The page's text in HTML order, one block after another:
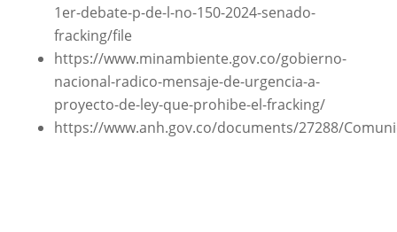
1er-debate-p-de-l-no-150-2024-senado-
fracking/file
https://www.minambiente.gov.co/gobierno-
nacional-radico-mensaje-de-urgencia-a-
proyecto-de-ley-que-prohibe-el-fracking/
https://www.anh.gov.co/documents/27288/